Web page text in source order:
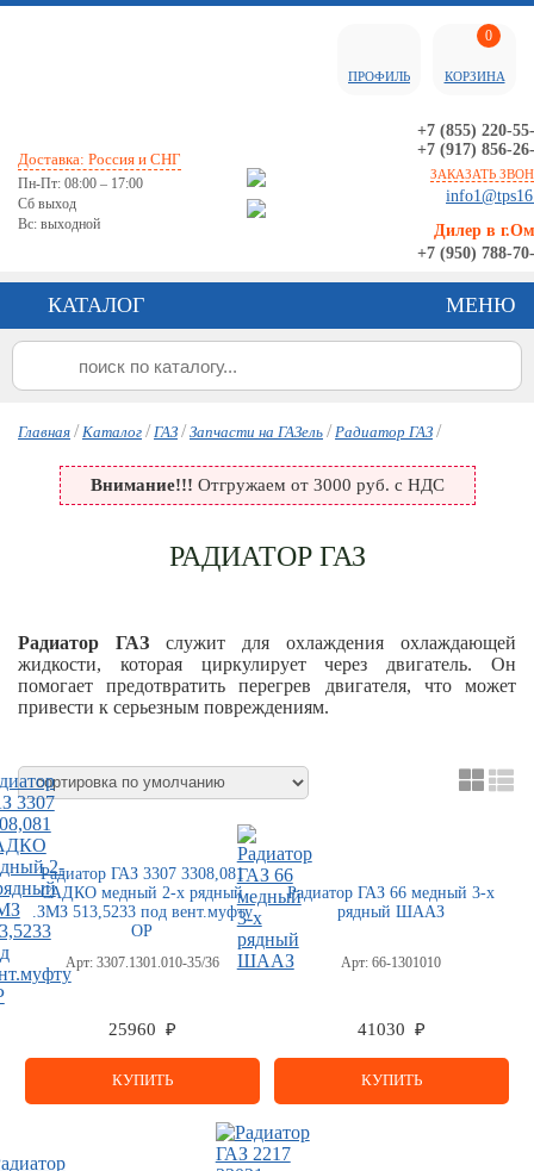
Доставка: Россия и СНГ
Пн-Пт: 08:00 – 17:00
Сб выход
Вс: выходной
+7 (855) 220-
+7 (917) 856-
ЗАКАЗАТЬ
Дилер в
+7 (950) 788-
ПРОФИЛЬ
0
КОРЗИНА
КАТАЛОГ МЕНЮ
Главная / Каталог / ГАЗ / Запчасти на ГАЗель / Радиатор ГАЗ /
Внимание!!! Отгружаем от 3000 руб. с НДС
РАДИАТОР ГАЗ
Радиатор ГАЗ служит для охлаждения охлаждающей
жидкости, которая циркулирует через двигатель. Он
помогает предотвратить перегрев двигателя, что может
привести к серьезным повреждениям.
Радиатор ГАЗ 3307 3308,081
САДКО медный 2-х рядный
.ЗМЗ 513,5233 под вент.муфту
ОР
Арт:3307.1301.010-35/36
25960 ₽
КУПИТЬ
Радиатор ГАЗ 66 медный 3-х
рядный ШААЗ
Арт: 66-1301010
41030 ₽
КУПИТЬ